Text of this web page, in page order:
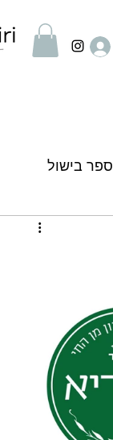
ספר בישול